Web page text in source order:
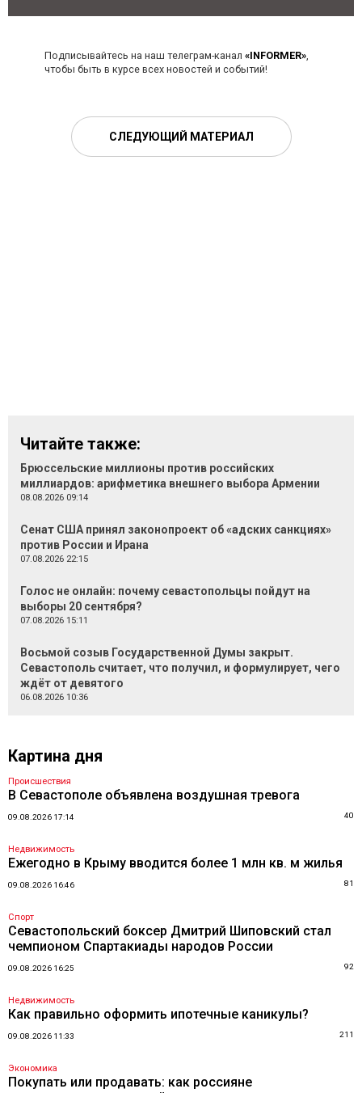
Подписывайтесь на наш телеграм-канал «INFORMER»,
чтобы быть в курсе всех новостей и событий!
СЛЕДУЮЩИЙ МАТЕРИАЛ
Читайте также:
Брюссельские миллионы против российских
миллиардов: арифметика внешнего выбора Армении
08.08.2026 09:14
Сенат США принял законопроект об «адских санкциях»
против России и Ирана
07.08.2026 22:15
Голос не онлайн: почему севастопольцы пойдут на
выборы 20 сентября?
07.08.2026 15:11
Восьмой созыв Государственной Думы закрыт.
Севастополь считает, что получил, и формулирует, чего
ждёт от девятого
06.08.2026 10:36
Картина дня
Происшествия
В Севастополе объявлена воздушная тревога
09.08.2026 17:14 40
Недвижимость
Ежегодно в Крыму вводится более 1 млн кв. м жилья
09.08.2026 16:46 81
Спорт
Севастопольский боксер Дмитрий Шиповский стал
чемпионом Спартакиады народов России
09.08.2026 16:25 92
Недвижимость
Как правильно оформить ипотечные каникулы?
09.08.2026 11:33 211
Экономика
Покупать или продавать: как россияне